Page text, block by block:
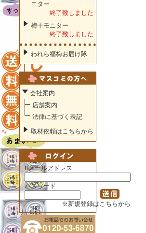
ニター
終了致しました
梅干モニター
終了致しました
われら福梅お届け隊
会社案内
店舗案内
法律に基づく表記
取材依頼はこちらから
Eメールアドレス
パスワード
※新規登録はこちらから